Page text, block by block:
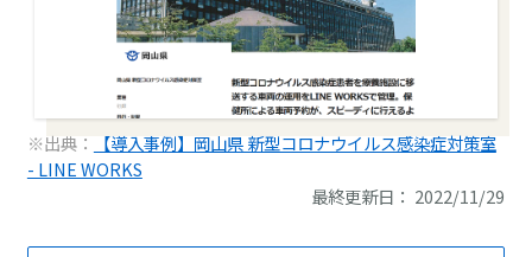
※出典：
【導入事例】岡山県 新型コロナウイルス感染症対策室
- LINE WORKS
最終更新日： 2022/11/29